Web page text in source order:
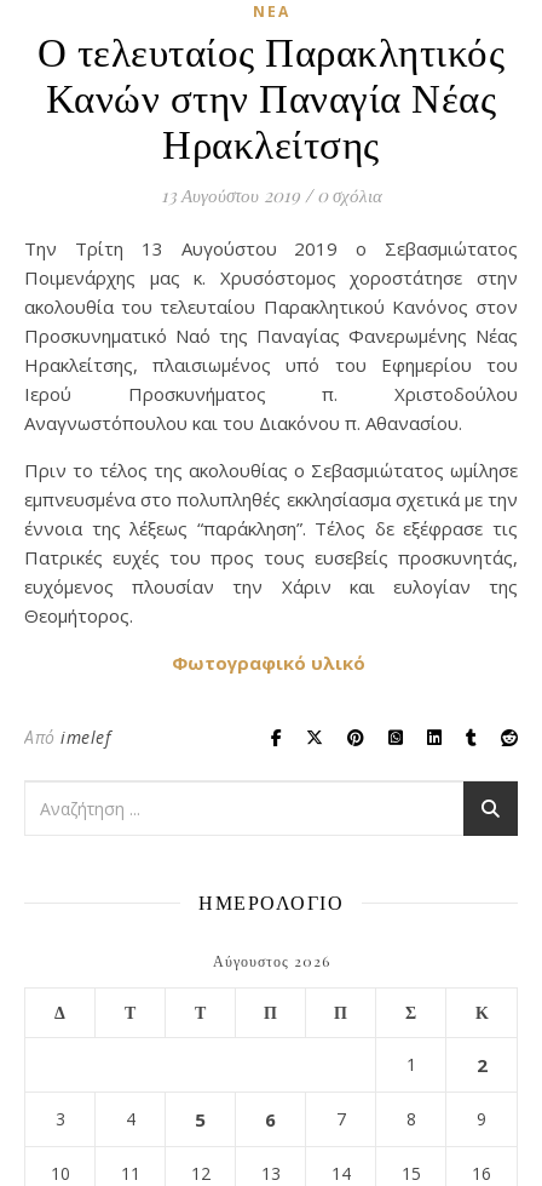
ΝΈΑ
Ο τελευταίος Παρακλητικός
Κανών στην Παναγία Νέας
Ηρακλείτσης
13 Αυγούστου 2019 / 0 σχόλια
Την Τρίτη 13 Αυγούστου 2019 ο Σεβασμιώτατος
Ποιμενάρχης μας κ. Χρυσόστομος χοροστάτησε στην
ακολουθία του τελευταίου Παρακλητικού Κανόνος στον
Προσκυνηματικό Ναό της Παναγίας Φανερωμένης Νέας
Ηρακλείτσης, πλαισιωμένος υπό του Εφημερίου του
Ιερού Προσκυνήματος π. Χριστοδούλου
Αναγνωστόπουλου και του Διακόνου π. Αθανασίου.
Πριν το τέλος της ακολουθίας ο Σεβασμιώτατος ωμίλησε
εμπνευσμένα στο πολυπληθές εκκλησίασμα σχετικά με την
έννοια της λέξεως “παράκληση”. Τέλος δε εξέφρασε τις
Πατρικές ευχές του προς τους ευσεβείς προσκυνητάς,
ευχόμενος πλουσίαν την Χάριν και ευλογίαν της
Θεομήτορος.
Φωτογραφικό υλικό
Από imelef
ΗΜΕΡΟΛΟΓΙΟ
Αύγουστος 2026
Δ Τ Τ Π Π Σ Κ
1 2
3 4 5 6 7 8 9
10 11 12 13 14 15 16